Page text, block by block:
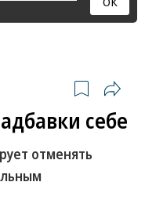
себе
отменять